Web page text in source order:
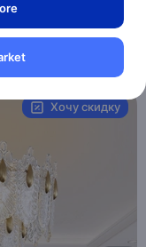
Хочу скидку